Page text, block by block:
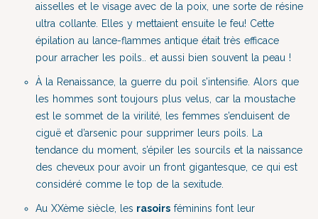
aisselles et le visage avec de la poix, une sorte de résine
ultra collante. Elles y mettaient ensuite le feu! Cette
épilation au lance-flammes antique était très efficace
pour arracher les poils.. et aussi bien souvent la peau !
À la Renaissance, la guerre du poil s’intensifie. Alors que
les hommes sont toujours plus velus, car la moustache
est le sommet de la virilité, les femmes s’enduisent de
ciguë et d’arsenic pour supprimer leurs poils. La
tendance du moment, s’épiler les sourcils et la naissance
des cheveux pour avoir un front gigantesque, ce qui est
considéré comme le top de la sexitude.
Au XXème siècle, les rasoirs féminins font leur